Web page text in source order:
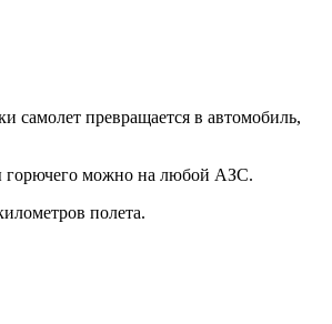
самолет превращается в автомобиль,
горючего можно на любой АЗС.
полета.